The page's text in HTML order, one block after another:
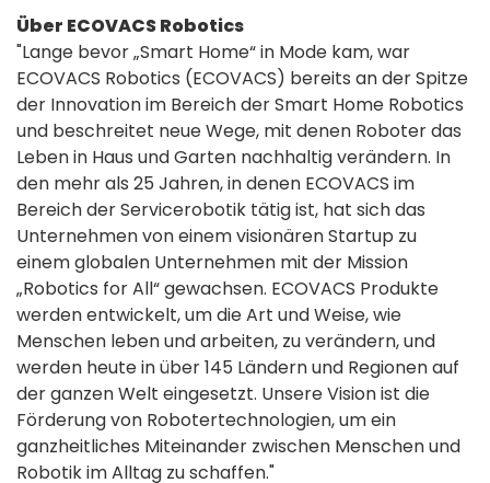
Über ECOVACS Robotics
"Lange bevor „Smart Home“ in Mode kam, war
ECOVACS Robotics (ECOVACS) bereits an der Spitze
der Innovation im Bereich der Smart Home Robotics
und beschreitet neue Wege, mit denen Roboter das
Leben in Haus und Garten nachhaltig verändern. In
den mehr als 25 Jahren, in denen ECOVACS im
Bereich der Servicerobotik tätig ist, hat sich das
Unternehmen von einem visionären Startup zu
einem globalen Unternehmen mit der Mission
„Robotics for All“ gewachsen. ECOVACS Produkte
werden entwickelt, um die Art und Weise, wie
Menschen leben und arbeiten, zu verändern, und
werden heute in über 145 Ländern und Regionen auf
der ganzen Welt eingesetzt. Unsere Vision ist die
Förderung von Robotertechnologien, um ein
ganzheitliches Miteinander zwischen Menschen und
Robotik im Alltag zu schaffen."